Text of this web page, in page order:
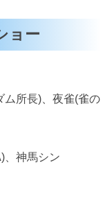
ョー
)、夜雀(雀の
馬シン